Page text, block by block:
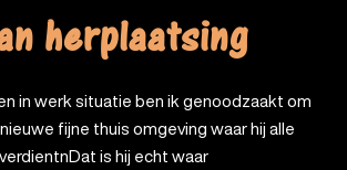
herplaatsing
fijne thuis omgeving waar hij alle
is hij echt waar